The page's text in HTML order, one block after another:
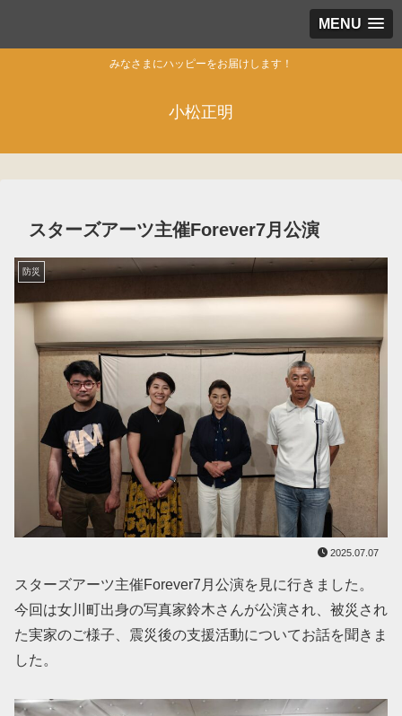
MENU
みなさまにハッピーをお届けします！
小松正明
スターズアーツ主催Forever7月公演
防災
2025.07.07
スターズアーツ主催Forever7月公演を見に行きました。
今回は女川町出身の写真家鈴木さんが公演され、被災され
た実家のご様子、震災後の支援活動についてお話を聞きま
した。